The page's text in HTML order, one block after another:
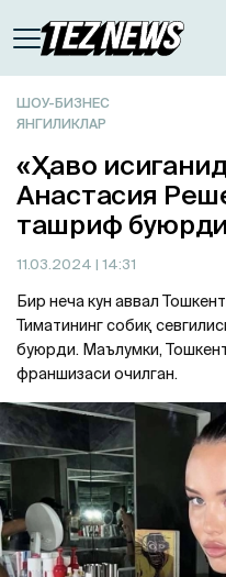
ШОУ-БИЗНЕС
ЯНГИЛИКЛАР
«Ҳаво
Анастасия
ташриф буюрди
11.03.2024 | 14:31
Бир неча кун аввал
Тиматининг собиқ
буюрди. Маълумки,
франшизаси очилган.